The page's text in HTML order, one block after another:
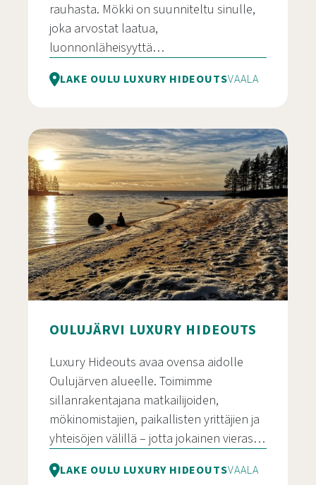
rauhasta. Mökki on suunniteltu sinulle,
joka arvostat laatua,
luonnonläheisyyttä…
LAKE OULU LUXURY HIDEOUTSVAALA
OULUJÄRVI LUXURY HIDEOUTS
Luxury Hideouts avaa ovensa aidolle
Oulujärven alueelle. Toimimme
sillanrakentajana matkailijoiden,
mökinomistajien, paikallisten yrittäjien ja
yhteisöjen välillä – jotta jokainen vieras…
LAKE OULU LUXURY HIDEOUTSVAALA